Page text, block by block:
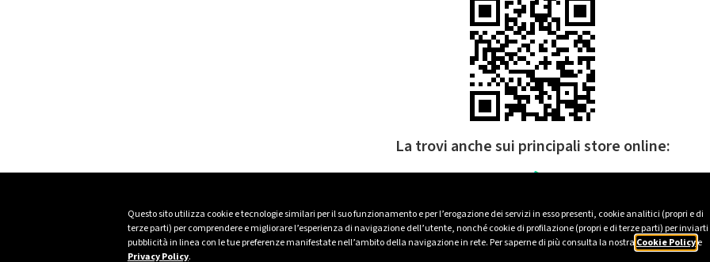
Questo sito utilizza cookie e tecnologie similari per il suo funzionamento e per l’erogazione dei servizi in esso presenti, cookie analitici (propri e di
terze parti) per comprendere e migliorare l’esperienza di navigazione dell’utente, nonché cookie di profilazione (propri e di terze parti) per inviarti
pubblicità in linea con le tue preferenze manifestate nell’ambito della navigazione in rete. Per saperne di più consulta la nostra Cookie Policye
Privacy Policy.
La trovi anche sui principali store online: